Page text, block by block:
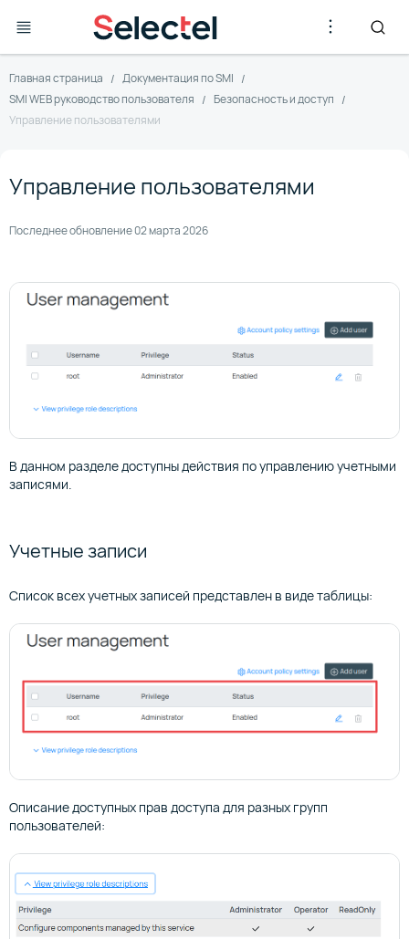
Главная страница
Документация по SMI
SMI WEB руководство пользователя
Безопасность и доступ
Управление пользователями
Управление пользователями
Последнее обновление02 марта 2026
В данном разделе доступны действия по управлению учетными
записями.
Учетные записи
Список всех учетных записей представлен в виде таблицы:
Описание доступных прав доступа для разных групп
пользователей: